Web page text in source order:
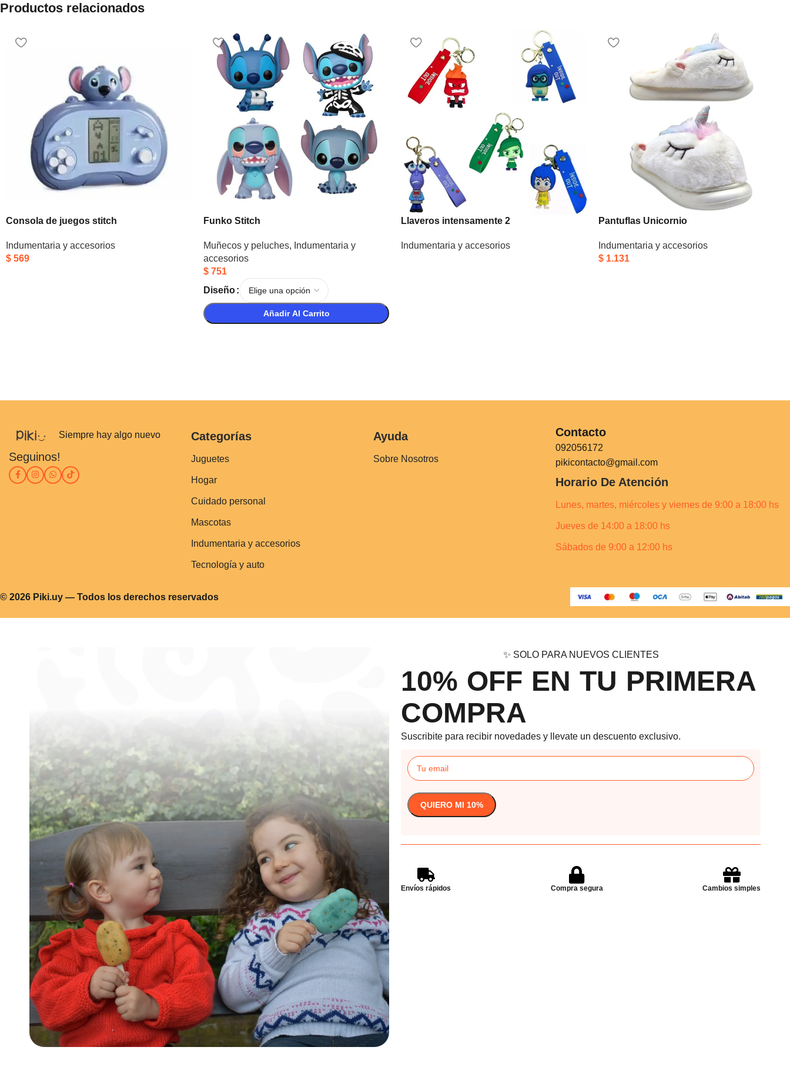
Productos relacionados
Consola de juegos stitch
Indumentaria y accesorios
$ 569
Funko Stitch
Muñecos y peluches, Indumentaria y
accesorios
$ 751
Diseño
Añadir Al Carrito
Llaveros intensamente 2
Indumentaria y accesorios
Pantuflas Unicornio
Indumentaria y accesorios
$ 1.131
Siempre hay algo nuevo
Seguinos!
Categorías
Juguetes
Hogar
Cuidado personal
Mascotas
Indumentaria y accesorios
Tecnología y auto
Ayuda
Sobre Nosotros
Contacto
092056172
pikicontacto@gmail.com
Horario De Atención
Lunes, martes, miércoles y viernes de 9:00 a 18:00 hs
Jueves de 14:00 a 18:00 hs
Sábados de 9:00 a 12:00 hs
© 2026 Piki.uy — Todos los derechos reservados
✨ SOLO PARA NUEVOS CLIENTES
10% OFF EN TU PRIMERA
COMPRA
Suscribite para recibir novedades y llevate un descuento exclusivo.
Envíos rápidos Compra segura Cambios simples